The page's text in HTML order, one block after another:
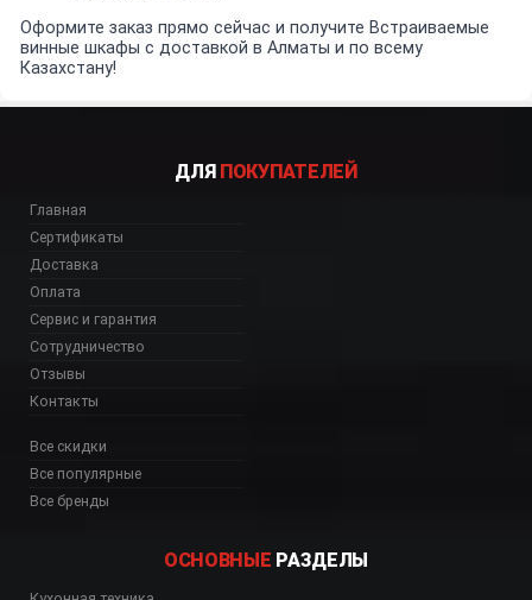
Оформите заказ прямо сейчас и получите Встраиваемые
винные шкафы с доставкой в Алматы и по всему
Казахстану!
ДЛЯ ПОКУПАТЕЛЕЙ
Главная
Сертификаты
Доставка
Оплата
Сервис и гарантия
Сотрудничество
Отзывы
Контакты
Все скидки
Все популярные
Все бренды
ОСНОВНЫЕ РАЗДЕЛЫ